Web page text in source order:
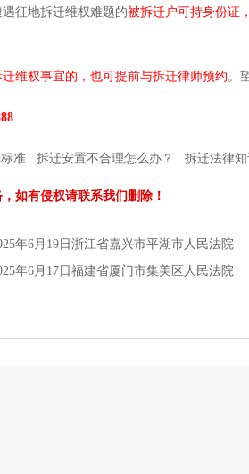
征地拆迁维权难题的被拆迁户可持身份证
维权事宜的，也可提前与拆迁律师预约。
准 拆迁安置不合理怎么办？ 拆迁法律知
如有侵权请联系我们删除！
年6月19日浙江省嘉兴市平湖市人民法院
年6月17日福建省厦门市集美区人民法院